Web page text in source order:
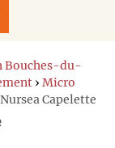
Bouches-du-
› Micro
Nursea Capelette